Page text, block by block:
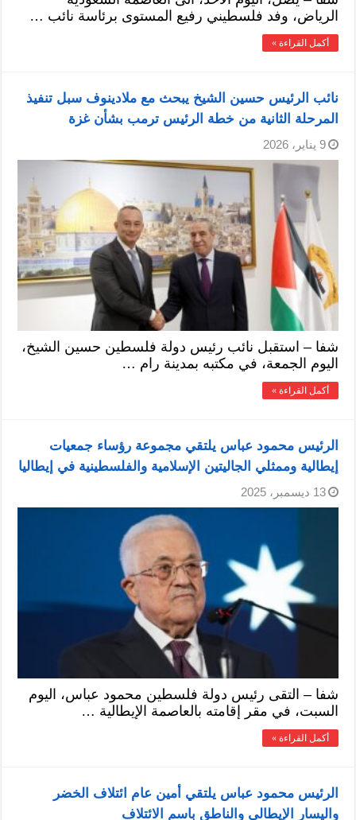
الرياض، وفد فلسطيني رفيع المستوى برئاسة نائب …
أكمل القراءة »
نائب الرئيس حسين الشيخ يبحث مع ملادينوف سبل تنفيذ
المرحلة الثانية من خطة الرئيس ترمب بشأن غزة
9 يناير، 2026
شفا – استقبل نائب رئيس دولة فلسطين حسين الشيخ،
اليوم الجمعة، في مكتبه بمدينة رام …
أكمل القراءة »
الرئيس محمود عباس يلتقي مجموعة رؤساء جمعيات
إيطالية وممثلي الجاليتين الإسلامية والفلسطينية في إيطاليا
13 ديسمبر، 2025
شفا – التقى رئيس دولة فلسطين محمود عباس، اليوم
السبت، في مقر إقامته بالعاصمة الإيطالية …
أكمل القراءة »
الرئيس محمود عباس يلتقي أمين عام ائتلاف الخضر
واليسار الإيطالي والناطق باسم الائتلاف